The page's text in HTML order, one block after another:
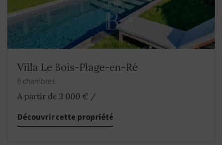
Villa Le Bois-Plage-en-Ré
8 chambres
A partir de 3 000 € /
Découvrir cette propriété